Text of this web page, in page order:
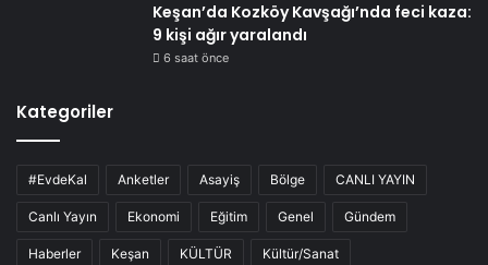
Keşan’da Kozköy Kavşağı’nda feci kaza:
9 kişi ağır yaralandı
6 saat önce
Kategoriler
#EvdeKal Anketler Asayiş Bölge CANLI YAYIN
Canlı Yayın Ekonomi Eğitim Genel Gündem
Haberler Keşan KÜLTÜR Kültür/Sanat